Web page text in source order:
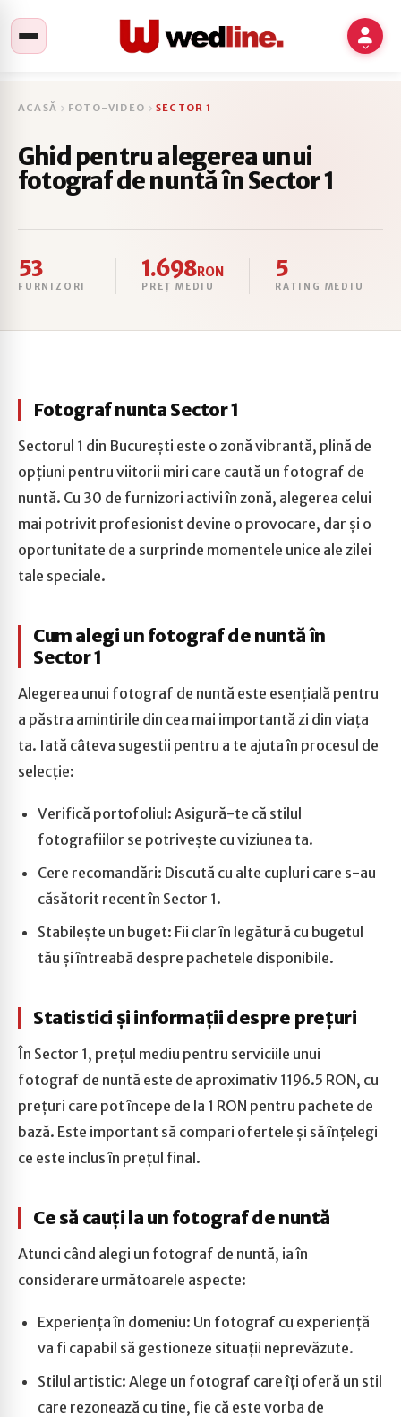
ACASĂ FOTO-VIDEO SECTOR 1
Ghid pentru alegerea unui
fotograf de nuntă în Sector 1
53
FURNIZORI
1.698RON
PREȚ MEDIU
5
RATING MEDIU
Fotograf nunta Sector 1
Sectorul 1 din București este o zonă vibrantă, plină de
opțiuni pentru viitorii miri care caută un fotograf de
nuntă. Cu 30 de furnizori activi în zonă, alegerea celui
mai potrivit profesionist devine o provocare, dar și o
oportunitate de a surprinde momentele unice ale zilei
tale speciale.
Cum alegi un fotograf de nuntă în
Sector 1
Alegerea unui fotograf de nuntă este esențială pentru
a păstra amintirile din cea mai importantă zi din viața
ta. Iată câteva sugestii pentru a te ajuta în procesul de
selecție:
Verifică portofoliul: Asigură-te că stilul
fotografiilor se potrivește cu viziunea ta.
Cere recomandări: Discută cu alte cupluri care s-au
căsătorit recent în Sector 1.
Stabilește un buget: Fii clar în legătură cu bugetul
tău și întreabă despre pachetele disponibile.
Statistici și informații despre prețuri
În Sector 1, prețul mediu pentru serviciile unui
fotograf de nuntă este de aproximativ 1196.5 RON, cu
prețuri care pot începe de la 1 RON pentru pachete de
bază. Este important să compari ofertele și să înțelegi
ce este inclus în prețul final.
Ce să cauți la un fotograf de nuntă
Atunci când alegi un fotograf de nuntă, ia în
considerare următoarele aspecte:
Experiența în domeniu: Un fotograf cu experiență
va fi capabil să gestioneze situații neprevăzute.
Stilul artistic: Alege un fotograf care îți oferă un stil
care rezonează cu tine, fie că este vorba de